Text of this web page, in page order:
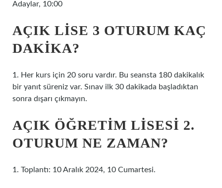
Adaylar, 10:00
AÇIK LISE 3 OTURUM KAÇ
DAKIKA?
1. Her kurs için 20 soru vardır. Bu seansta 180 dakikalık
bir yanıt süreniz var. Sınav ilk 30 dakikada başladıktan
sonra dışarı çıkmayın.
AÇIK ÖĞRETIM LISESI 2.
OTURUM NE ZAMAN?
1. Toplantı: 10 Aralık 2024, 10 Cumartesi.